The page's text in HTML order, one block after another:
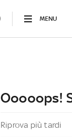
MENU
Ooooops!
Riprova più tardi